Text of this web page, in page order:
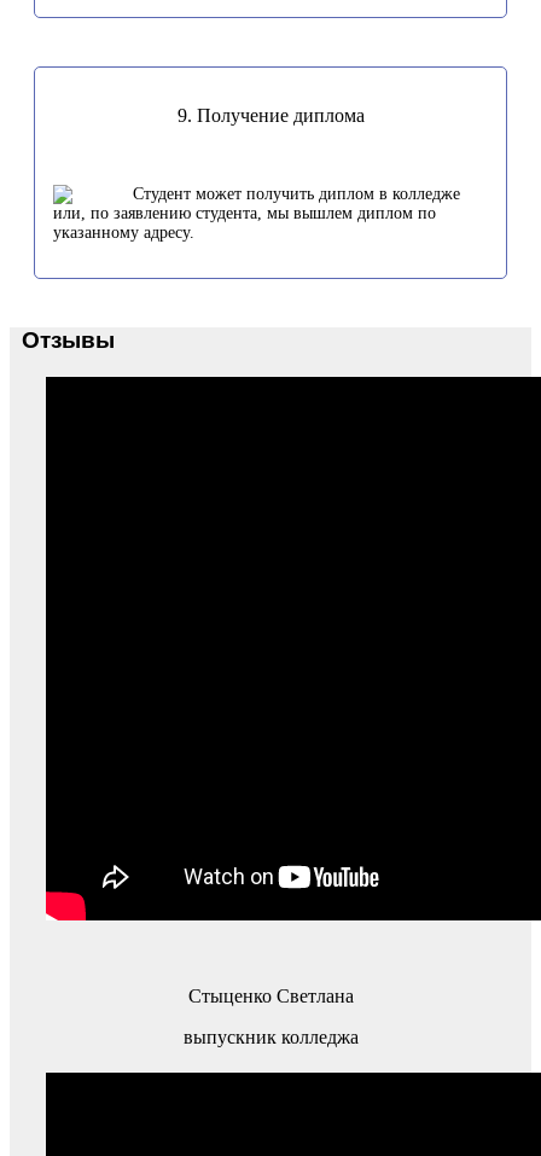
9. Получение диплома
Студент может получить диплом в колледже
или, по заявлению студента, мы вышлем диплом по
указанному адресу.
Отзывы
Стыценко Светлана
выпускник колледжа